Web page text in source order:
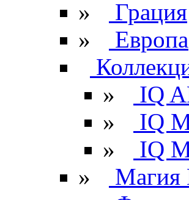
»
Грация
»
Европа
»
IQ
»
IQ
»
IQ
»
Магия